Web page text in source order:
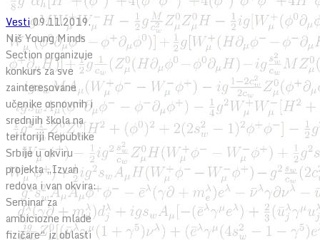
Vesti 09.11.2019.
Niš Young Minds
Section organizuje
konkurs za sve
zainteresovane
učenike osnovnih i
srednjih škola na
teritoriji Republike
Srbije u okviru
projekta „Izvan
redova i van okvira:
Seminar za
ambiciozne mlade
fizičare“ iz oblasti